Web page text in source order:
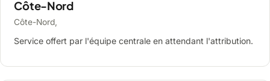
Côte-Nord
Côte-Nord,
Service offert par l'équipe centrale en attendant l'attribution.